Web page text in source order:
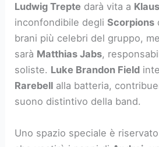
Ludwig Trepte darà vita a
inconfondibile degliScorpions
brani più celebri del gruppo,
sarà Matthias Jabs,
soliste. Luke Brandon Field
Rarebell alla batteria,
suono distintivo della band.
Uno spazio speciale è